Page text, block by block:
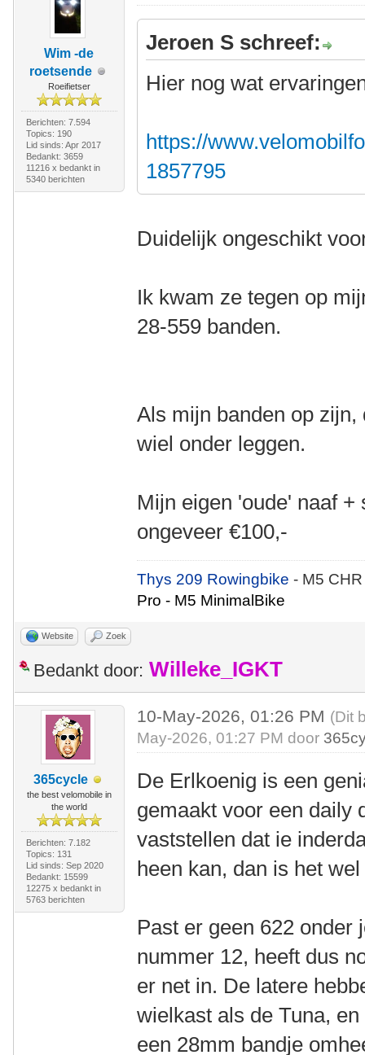
Wim -de
roetsende
Roeifietser
Berichten: 7.594
Topics: 190
Lid sinds: Apr 2017
Bedankt: 3659
11216 x bedankt in
5340 berichten
Jeroen S schreef:
Hier nog wat
https://
1857795
Duidelijk ongeschikt
Ik kwam ze tegen op
28-559 banden.
Als mijn banden op
wiel onder leggen.
Mijn eigen 'oude' naaf
ongeveer €100,-
Thys 209 Rowingbike- M5
Pro - M5 MinimalBike
Website Zoek
Bedankt door: Willeke_IGKT
365cycle
the best velomobile in
the world
Berichten: 7.182
Topics: 131
Lid sinds: Sep 2020
Bedankt: 15599
12275 x bedankt in
5763 berichten
10-May-2026, 01:26 PM (Dit
May-2026, 01:27 PM door
De Erlkoenig is een
gemaakt voor een daily
vaststellen dat ie
heen kan, dan is het
Past er geen 622 onder
nummer 12, heeft dus
er net in. De latere
wielkast als de Tuna,
een 28mm bandje